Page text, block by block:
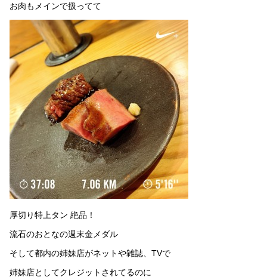
お肉もメインで扱ってて
厚切り特上タン 絶品！
流石のおとなの週末金メダル
そして都内の姉妹店がネットや雑誌、TVで
姉妹店としてクレジットされてるのに